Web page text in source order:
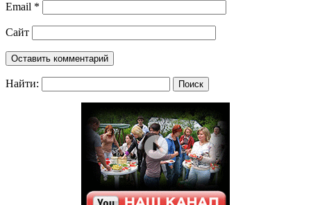
Email *
Сайт
Найти: